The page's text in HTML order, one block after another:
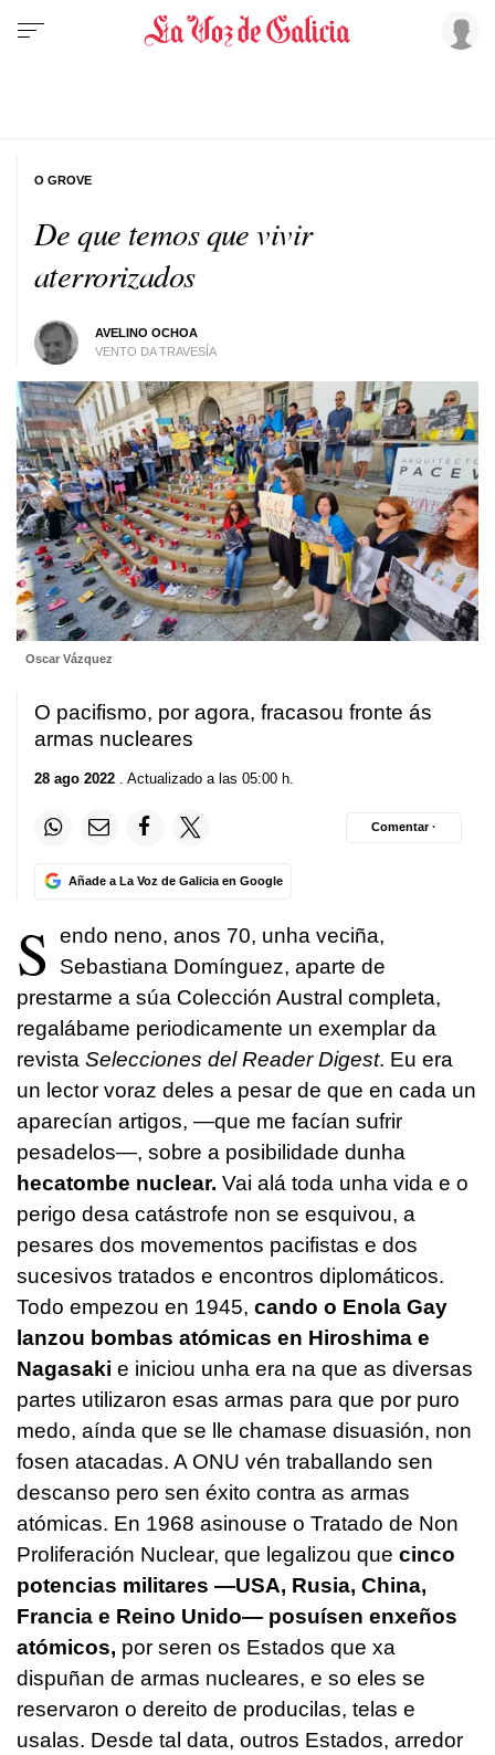
De que temos que vivir
aterrorizados
AVELINO OCHOA
VENTO DA TRAVESÍA
O GROVE
Oscar Vázquez
O pacifismo, por agora, fracasou fronte ás
armas nucleares
28 ago 2022 . Actualizado a las 05:00 h.
Añade a La Voz de Galicia en Google
Comentar ·
S
endo neno, anos 70, unha veciña,
Sebastiana Domínguez, aparte de
prestarme a súa Colección Austral completa,
regalábame periodicamente un exemplar da
revista Selecciones del Reader Digest. Eu era
un lector voraz deles a pesar de que en cada un
aparecían artigos, —que me facían sufrir
pesadelos—, sobre a posibilidade dunha
hecatombe nuclear. Vai alá toda unha vida e o
perigo desa catástrofe non se esquivou, a
pesares dos movementos pacifistas e dos
sucesivos tratados e encontros diplomáticos.
Todo empezou en 1945, cando o Enola Gay
lanzou bombas atómicas en Hiroshima e
Nagasaki e iniciou unha era na que as diversas
partes utilizaron esas armas para que por puro
medo, aínda que se lle chamase disuasión, non
fosen atacadas. A ONU vén traballando sen
descanso pero sen éxito contra as armas
atómicas. En 1968 asinouse o Tratado de Non
Proliferación Nuclear, que legalizou que cinco
potencias militares —USA, Rusia, China,
Francia e Reino Unido— posuísen enxeños
atómicos, por seren os Estados que xa
dispuñan de armas nucleares, e so eles se
reservaron o dereito de producilas, telas e
usalas. Desde tal data, outros Estados, arredor